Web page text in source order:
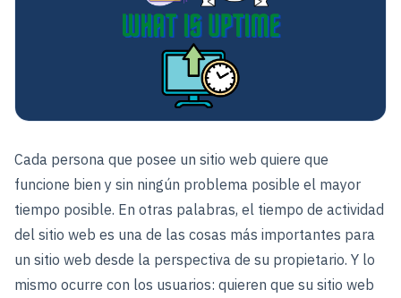
Cada persona que posee un sitio web quiere que
funcione bien y sin ningún problema posible el mayor
tiempo posible. En otras palabras, el tiempo de actividad
del sitio web es una de las cosas más importantes para
un sitio web desde la perspectiva de su propietario. Y lo
mismo ocurre con los usuarios: quieren que su sitio web